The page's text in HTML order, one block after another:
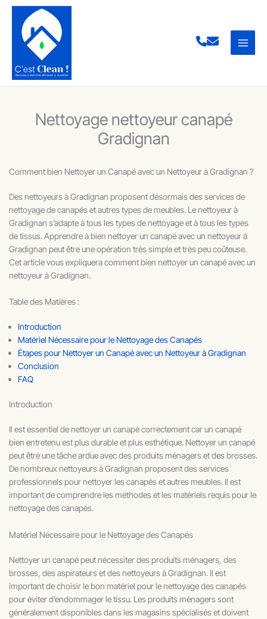
Aller
contenu
Nettoyage nettoyeur canapé
Gradignan
Comment bien Nettoyer un Canapé avec un Nettoyeur à Gradignan ?
Des nettoyeurs à Gradignan proposent désormais des services de
nettoyage de canapés et autres types de meubles. Le nettoyeur à
Gradignan s’adapte à tous les types de nettoyage et à tous les types
de tissus. Apprendre à bien nettoyer un canapé avec un nettoyeur à
Gradignan peut être une opération très simple et très peu coûteuse.
Cet article vous expliquera comment bien nettoyer un canapé avec un
nettoyeur à Gradignan.
Table des Matières :
Introduction
Matériel Nécessaire pour le Nettoyage des Canapés
Étapes pour Nettoyer un Canapé avec un Nettoyeur à Gradignan
Conclusion
FAQ
Introduction
Il est essentiel de nettoyer un canapé correctement car un canapé
bien entretenu est plus durable et plus esthétique. Nettoyer un canapé
peut être une tâche ardue avec des produits ménagers et des brosses.
De nombreux nettoyeurs à Gradignan proposent des services
professionnels pour nettoyer les canapés et autres meubles. Il est
important de comprendre les méthodes et les matériels requis pour le
nettoyage des canapés.
Matériel Nécessaire pour le Nettoyage des Canapés
Nettoyer un canapé peut nécessiter des produits ménagers, des
brosses, des aspirateurs et des nettoyeurs à Gradignan. Il est
important de choisir le bon matériel pour le nettoyage des canapés
pour éviter d’endommager le tissu. Les produits ménagers sont
généralement disponibles dans les magasins spécialisés et doivent